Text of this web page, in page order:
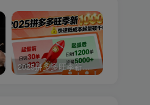
2025拼多多旺季新老店铺——快速低成本起量破千单